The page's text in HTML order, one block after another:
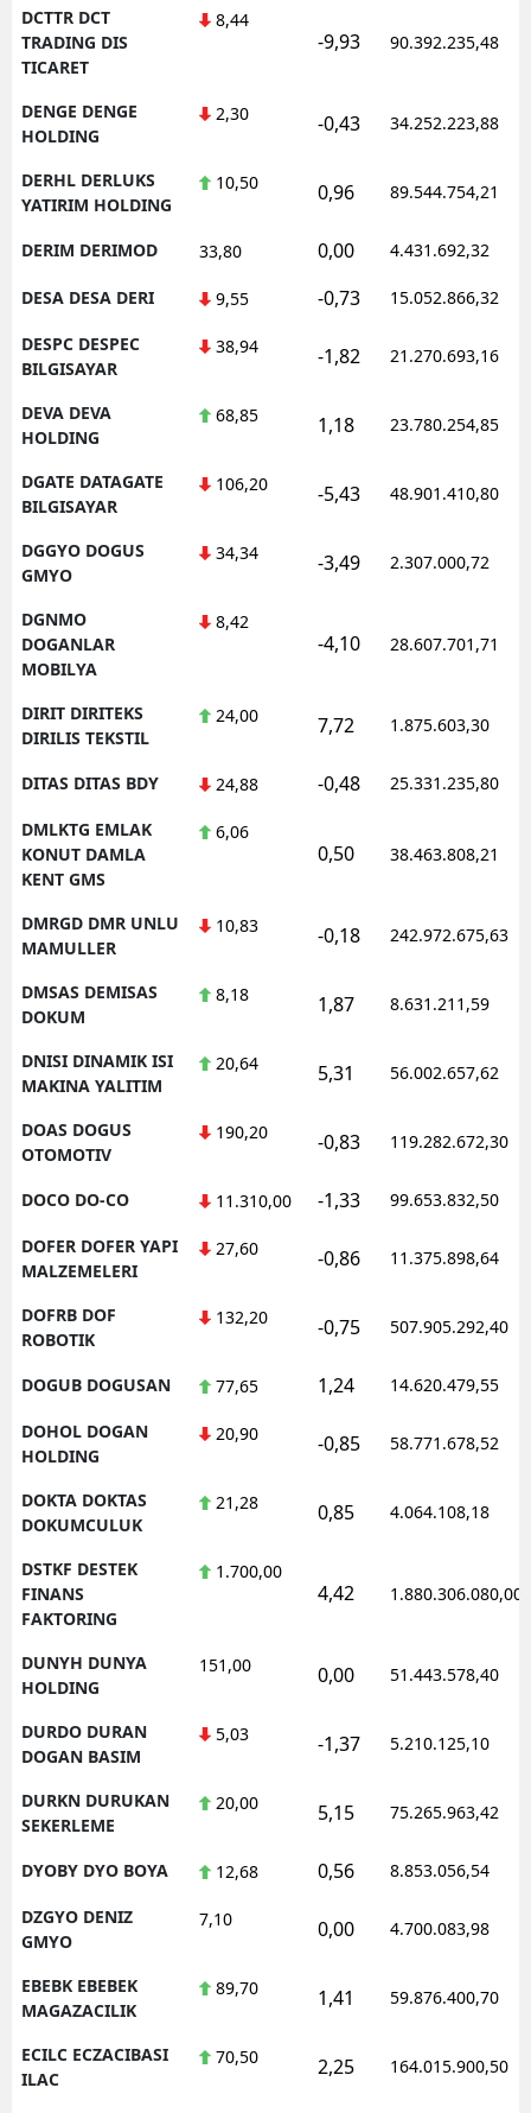
DCTTR DCT
TRADING DIS
TICARET
8,44
-9,93 90.392.235,48
DENGE DENGE
HOLDING
2,30 -0,43 34.252.223,88
DERHL DERLUKS
YATIRIM HOLDING
10,50 0,96 89.544.754,21
DERIM DERIMOD 33,80 0,00 4.431.692,32
DESA DESA DERI 9,55 -0,73 15.052.866,32
DESPC DESPEC
BILGISAYAR
38,94 -1,82 21.270.693,16
DEVA DEVA
HOLDING
68,85 1,18 23.780.254,85
DGATE DATAGATE
BILGISAYAR
106,20 -5,43 48.901.410,80
DGGYO DOGUS
GMYO
34,34 -3,49 2.307.000,72
DGNMO
DOGANLAR
MOBILYA
8,42
-4,10 28.607.701,71
DIRIT DIRITEKS
DIRILIS TEKSTIL
24,00 7,72 1.875.603,30
DITAS DITAS BDY 24,88 -0,48 25.331.235,80
DMLKTG EMLAK
KONUT DAMLA
KENT GMS
6,06
0,50 38.463.808,21
DMRGD DMR UNLU
MAMULLER
10,83 -0,18 242.972.675,63
DMSAS DEMISAS
DOKUM
8,18 1,87 8.631.211,59
DNISI DINAMIK ISI
MAKINA YALITIM
20,64 5,31 56.002.657,62
DOAS DOGUS
OTOMOTIV
190,20 -0,83 119.282.672,30
DOCO DO-CO 11.310,00 -1,33 99.653.832,50
DOFER DOFER YAPI
MALZEMELERI
27,60 -0,86 11.375.898,64
DOFRB DOF
ROBOTIK
132,20 -0,75 507.905.292,40
DOGUB DOGUSAN 77,65 1,24 14.620.479,55
DOHOL DOGAN
HOLDING
20,90 -0,85 58.771.678,52
DOKTA DOKTAS
DOKUMCULUK
21,28 0,85 4.064.108,18
DSTKF DESTEK
FINANS
FAKTORING
1.700,00
4,42 1.880.306.080,00
DUNYH DUNYA
HOLDING
151,00 0,00 51.443.578,40
DURDO DURAN
DOGAN BASIM
5,03 -1,37 5.210.125,10
DURKN DURUKAN
SEKERLEME
20,00 5,15 75.265.963,42
DYOBY DYO BOYA 12,68 0,56 8.853.056,54
DZGYO DENIZ
GMYO
7,10 0,00 4.700.083,98
EBEBK EBEBEK
MAGAZACILIK
89,70 1,41 59.876.400,70
ECILC ECZACIBASI
ILAC
70,50 2,25 164.015.900,50